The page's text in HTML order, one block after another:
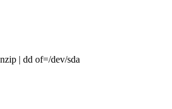
| dd of=/dev/sda